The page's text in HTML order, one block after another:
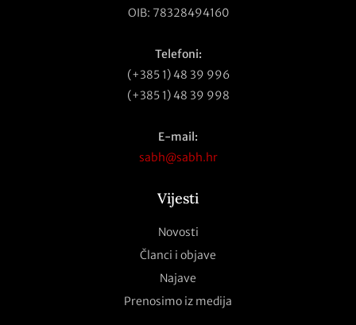
OIB: 78328494160
Telefoni:
(+385 1) 48 39 996
(+385 1) 48 39 998
E-mail:
sabh@sabh.hr
Vijesti
Novosti
Članci i objave
Najave
Prenosimo iz medija